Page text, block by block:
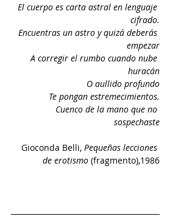
El cuerpo es carta astral en lenguaje
cifrado.
Encuentras un astro y quizá deberás
empezar
A corregir el rumbo cuando nube
huracán
O aullido profundo
Te pongan estremecimientos.
Cuenco de la mano que no
sospechaste
Gioconda Belli, Pequeñas lecciones
de erotismo (fragmento),1986